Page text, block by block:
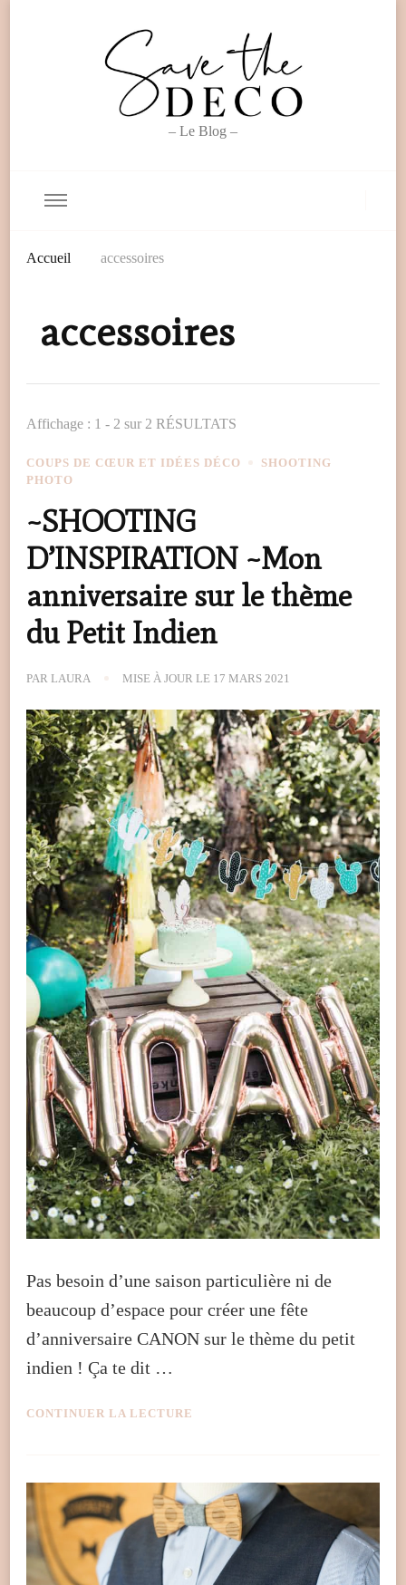
– Le Blog –
Accueil accessoires
accessoires
Affichage : 1 - 2 sur 2 RÉSULTATS
COUPS DE CŒUR ET IDÉES DÉCO
SHOOTING
PHOTO
~SHOOTING
D’INSPIRATION ~Mon
anniversaire sur le thème
du Petit Indien
PAR LAURA MISE À JOUR LE 17 MARS 2021
Pas besoin d’une saison particulière ni de
beaucoup d’espace pour créer une fête
d’anniversaire CANON sur le thème du petit
indien ! Ça te dit …
CONTINUER LA LECTURE